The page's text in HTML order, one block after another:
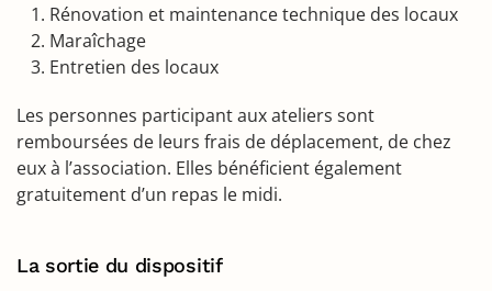
Rénovation et maintenance technique des locaux
Maraîchage
Entretien des locaux
Les personnes participant aux ateliers sont
remboursées de leurs frais de déplacement, de chez
eux à l’association. Elles bénéficient également
gratuitement d’un repas le midi.
La sortie du dispositif